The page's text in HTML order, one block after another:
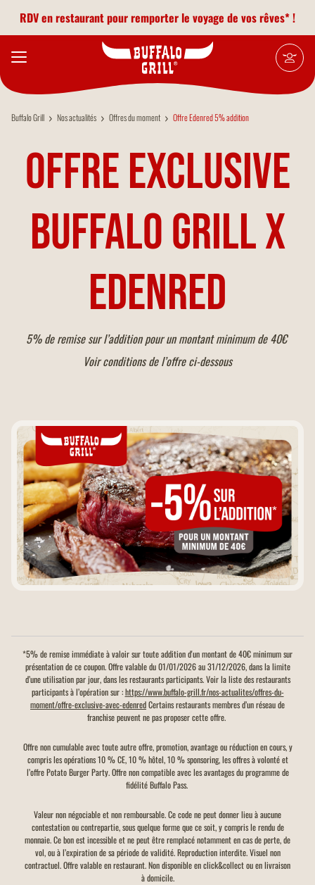
RDV en restaurant pour remporter le voyage de vos rêves* !
Buffalo Grill Nos actualités Offres du moment Offre Edenred 5% addition
Offre exclusive
Buffalo Grill x
Edenred
5% de remise sur l’addition pour un montant minimum de 40€
Voir conditions de l’offre ci-dessous
*5% de remise immédiate à valoir sur toute addition d'un montant de 40€ minimum sur
présentation de ce coupon. Offre valable du 01/01/2026 au 31/12/2026, dans la limite
d’une utilisation par jour, dans les restaurants participants. Voir la liste des restaurants
participants à l’opération sur :https://www.buffalo-grill.fr/nos-actualites/offres-du-
moment/offre-exclusive-avec-edenredCertains restaurants membres d’un réseau de
franchise peuvent ne pas proposer cette offre.
Offre non cumulable avec toute autre offre, promotion, avantage ou réduction en cours, y
compris les opérations 10 % CE, 10 % hôtel, 10 % sponsoring, les offres à volonté et
l’offre Potato Burger Party. Offre non compatible avec les avantages du programme de
fidélité Buffalo Pass.
Valeur non négociable et non remboursable. Ce code ne peut donner lieu à aucune
contestation ou contrepartie, sous quelque forme que ce soit, y compris le rendu de
monnaie. Ce bon est incessible et ne peut être remplacé notamment en cas de perte, de
vol, ou à l’expiration de sa période de validité. Reproduction interdite. Visuel non
contractuel. Offre valable en restaurant. Non disponible en click&collect ou en livraison
à domicile.
Accèssibilité PMR
Livraison à domicile
Programme de fidélité
Animaux acceptés
Bornes de recharge pour voitures électriques
Chaises bébés/Chaises hautes
Chauffe biberon
Retrait drive piéton
Jeux en extérieur
Jeux en intérieur
Ouverture 7 jours sur 7
Paiement par Chèques Vacances
Paiement par Tickets Restaurant
Parking gratuit
Parking Autocars gratuit
Places Handicapées
Table à langer